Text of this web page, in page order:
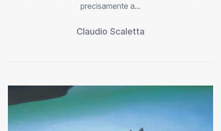
precisamente a...
Claudio Scaletta